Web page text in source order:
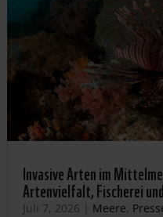
Invasive Arten im
Artenvielfalt, Fischerei
Juli 7, 2026 | Meere,